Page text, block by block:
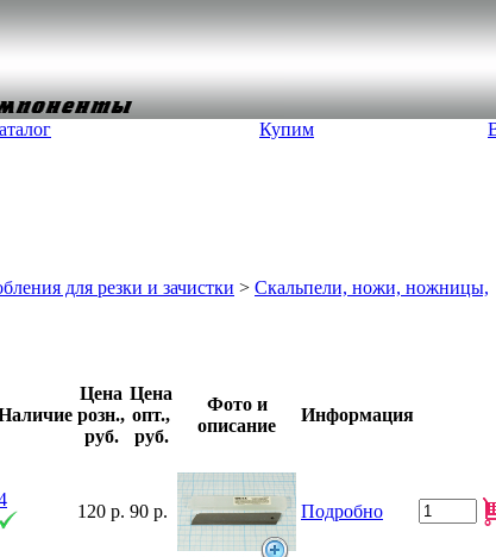
Купим
для резки и зачистки > Скальпели, ножи, ножницы,
Цена
розн.,
руб.
Цена
опт.,
руб.
Фото и
описание
Информация
120 р. 90 р. Подробно